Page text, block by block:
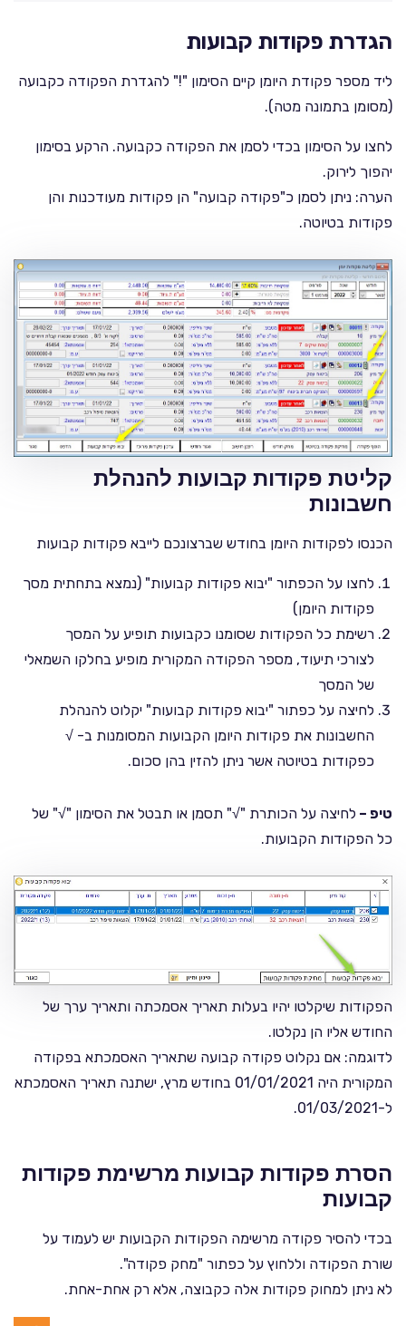
הגדרת פקודות קבועות
ליד מספר פקודת היומן קיים הסימון "!" להגדרת הפקודה כקבועה
(מסומן בתמונה מטה).
לחצו על הסימון בכדי לסמן את הפקודה כקבועה. הרקע בסימון
יהפוך לירוק.
הערה: ניתן לסמן כ"פקודה קבועה" הן פקודות מעודכנות והן
פקודות בטיוטה.
קליטת פקודות קבועות להנהלת
חשבונות
הכנסו לפקודות היומן בחודש שברצונכם לייבא פקודות קבועות
לחצו על הכפתור "יבוא פקודות קבועות" (נמצא בתחתית מסך
פקודות היומן)
רשימת כל הפקודות שסומנו כקבועות תופיע על המסך
לצורכי תיעוד, מספר הפקודה המקורית מופיע בחלקו השמאלי
של המסך
לחיצה על כפתור "יבוא פקודות קבועות" יקלוט להנהלת
החשבונות את פקודות היומן הקבועות המסומנות ב- √
כפקודות בטיוטה אשר ניתן להזין בהן סכום.
טיפ – לחיצה על הכותרת "√" תסמן או תבטל את הסימון "√" של
כל הפקודות הקבועות.
הפקודות שיקלטו יהיו בעלות תאריך אסמכתה ותאריך ערך של
החודש אליו הן נקלטו.
לדוגמה: אם נקלוט פקודה קבועה שתאריך האסמכתא בפקודה
המקורית היה 01/01/2021 בחודש מרץ, ישתנה תאריך האסמכתא
ל-01/03/2021.
הסרת פקודות קבועות מרשימת פקודות
קבועות
בכדי להסיר פקודה מרשימה הפקודות הקבועות יש לעמוד על
שורת הפקודה וללחוץ על כפתור "מחק פקודה".
לא ניתן למחוק פקודות אלה כקבוצה, אלא רק אחת-אחת.